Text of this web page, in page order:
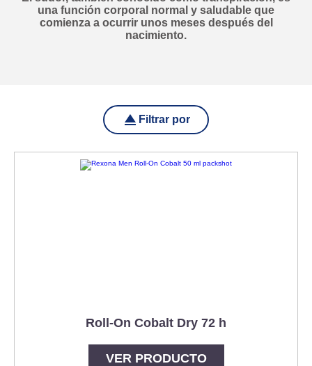
una función corporal normal y saludable que
comienza a ocurrir unos meses después del
nacimiento.
Filtrar por
Roll-On Cobalt Dry 72 h
VER PRODUCTO